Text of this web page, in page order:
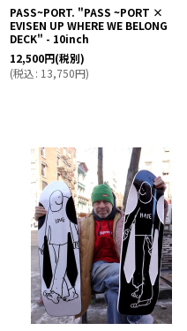
PASS~PORT. "PASS ~PORT ×
EVISEN UP WHERE WE BELONG
DECK" - 10inch
12,500円(税別)
(税込: 13,750円)